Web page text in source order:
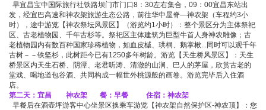
早宜昌宝中国际旅行社铁路坝门市门口8：30左右集合，09：00宜昌东站出
发，经宜巴高速和神农架旅游生态公路，前往华中屋脊—神农架（车程约3小
时），途中游览【神农祭坛风景区】（游览约1小时）：整个景区分为主体祭祀
区、古老植物园、千年古杉等。祭祀区主体建筑为巨型牛首人身神农雕像；古
老植物园内有数百种国家珍稀植物，如血皮槭、珙桐、鹅掌楸...同时可以观千年
古树－－铁坚杉，此树距今已有1250多年树龄。游览【天生桥风景区】：天生
桥景区内天生石桥、阴潭、老君听涛、清澈的山涧、巴人的茅屋，欣赏古老的
堂戏、喝地道包谷酒、共同构成一幅世外桃源般的画卷。游览完毕后入住酒
店。
第二天：宜昌 神农架 餐：早餐 住宿：神农架
早餐后在酒壶坪游客中心坐景区换乘车游览【神农架自然保护区-神农顶】：您